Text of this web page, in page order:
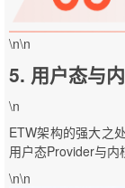
\n\n
5. 用户态与
\n
ETW架构的强大之
用户态Provider与内
\n\n